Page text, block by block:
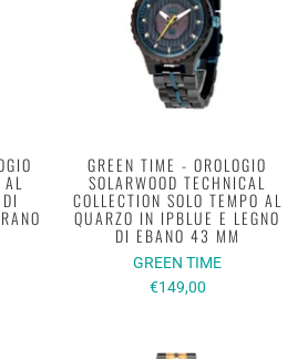
GREEN TIME - OROLOGIO
SOLARWOOD TECHNICAL
COLLECTION SOLO TEMPO AL
QUARZO IN IPBLUE E LEGNO
DI EBANO 43 MM
GREEN TIME
€149,00